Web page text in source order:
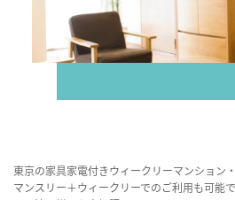
東京の家具家電付きウィークリーマンション
マンスリー＋ウィークリーでのご利用も可能